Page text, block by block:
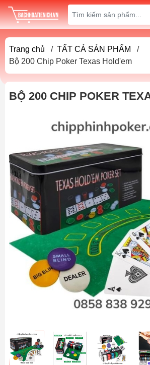
Trang chủ / TẤT CẢ SẢN PHẨM
/
Bộ 200 Chip Poker Texas Hold'em
BỘ 200 CHIP POKER